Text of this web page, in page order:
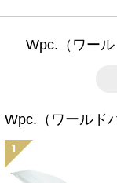
Wpc.（ワー
Wpc.（ワールド
1